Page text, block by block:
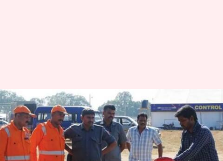
புதிய தொழில்நுட்பம் -
சென்னையில்
ட்ரோன்களுக்காக ஒரு
காவல் நிலையம்!